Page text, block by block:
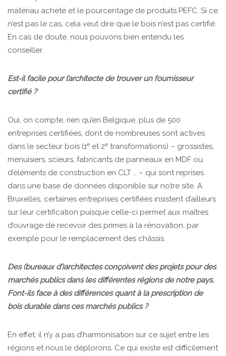
matériau acheté et le pourcentage de produits PEFC. Si ce
n’est pas le cas, cela veut dire que le bois n’est pas certifié.
En cas de doute, nous pouvons bien entendu les
conseiller.
Est-il facile pour l’architecte de trouver un fournisseur
certifié ?
Oui, on compte, rien qu’en Belgique, plus de 500
entreprises certifiées, dont de nombreuses sont actives
dans le secteur bois (1e et 2e transformations) – grossistes,
menuisiers, scieurs, fabricants de panneaux en MDF ou
d’éléments de construction en CLT … – qui sont reprises
dans une base de données disponible sur notre site. A
Bruxelles, certaines entreprises certifiées insistent d’ailleurs
sur leur certification puisque celle-ci permet aux maîtres
d’ouvrage de recevoir des primes à la rénovation, par
exemple pour le remplacement des châssis.
Des (bureaux d’)architectes conçoivent des projets pour des
marchés publics dans les différentes régions de notre pays.
Font-ils face à des différences quant à la prescription de
bois durable dans ces marchés publics ?
En effet, il n’y a pas d’harmonisation sur ce sujet entre les
régions et nous le déplorons. Ce qui existe est difficilement